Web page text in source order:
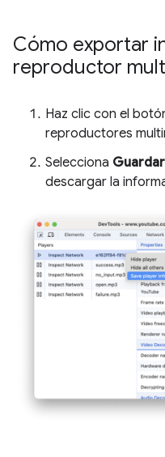
Cómo exportar
reproductor
Haz clic con el
reproductores
Selecciona
descargar la